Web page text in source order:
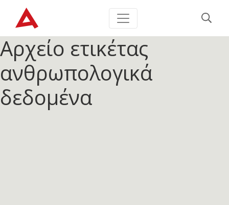
Αρχείο ετικέτας
ανθρωπολογικά
δεδομένα